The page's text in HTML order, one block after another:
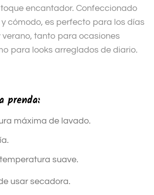
encantador. Confeccionado
cómodo, es perfecto para los días
tanto para ocasiones
para looks arreglados de diario.
prenda:
máxima de lavado.
suave.
usar secadora.